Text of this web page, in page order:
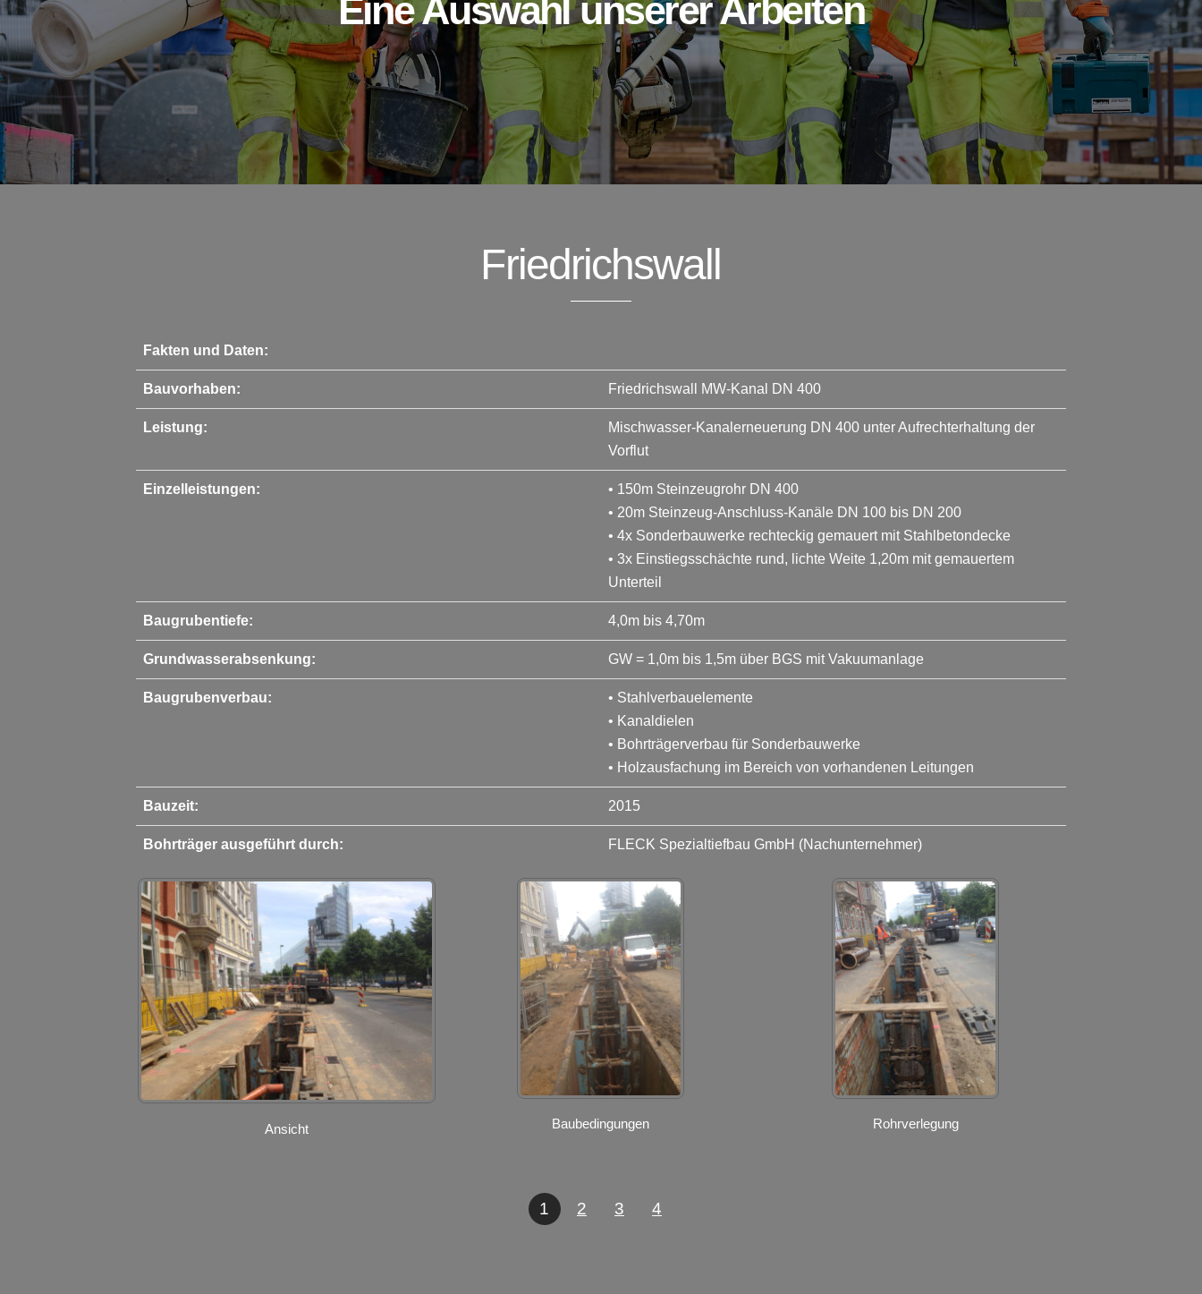
Eine Auswahl unserer Arbeiten
Friedrichswall
Fakten und Daten:
Bauvorhaben: Friedrichswall MW-Kanal DN 400
Leistung:
Mischwasser-Kanalerneuerung DN 400 unter Aufrechterhaltung der
Vorflut
Einzelleistungen:
• 150m Steinzeugrohr DN 400
• 20m Steinzeug-Anschluss-Kanäle DN 100 bis DN 200
• 4x Sonderbauwerke rechteckig gemauert mit Stahlbetondecke
• 3x Einstiegsschächte rund, lichte Weite 1,20m mit gemauertem
Unterteil
Baugrubentiefe: 4,0m bis 4,70m
Grundwasserabsenkung: GW = 1,0m bis 1,5m über BGS mit Vakuumanlage
Baugrubenverbau:
• Stahlverbauelemente
• Kanaldielen
• Bohrträgerverbau für Sonderbauwerke
• Holzausfachung im Bereich von vorhandenen Leitungen
Bauzeit: 2015
Bohrträger ausgeführt durch: FLECK Spezialtiefbau GmbH (Nachunternehmer)
Ansicht Baubedingungen Rohrverlegung
1 2 3 4